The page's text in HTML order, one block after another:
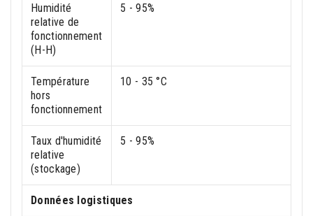
Humidité
relative de
fonctionnement
(H-H)
5 - 95%
Température
hors
fonctionnement
10 - 35 °C
Taux d'humidité
relative
(stockage)
5 - 95%
Données logistiques